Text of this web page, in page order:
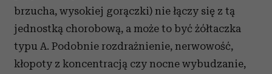
brzucha, wysokiej gorączki) nie łączy się z tą
jednostką chorobową, a może to być żółtaczka
typu A. Podobnie rozdrażnienie, nerwowość,
kłopoty z koncentracją czy nocne wybudzanie,